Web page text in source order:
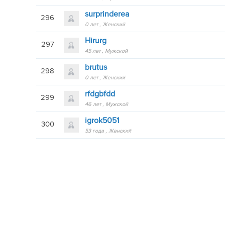
296 surprinderea
0 лет Женский
297 Hirurg
45 лет Мужской
298 brutus
0 лет Женский
299 rfdgbfdd
46 лет Мужской
300 igrоk5051
53 года Женский